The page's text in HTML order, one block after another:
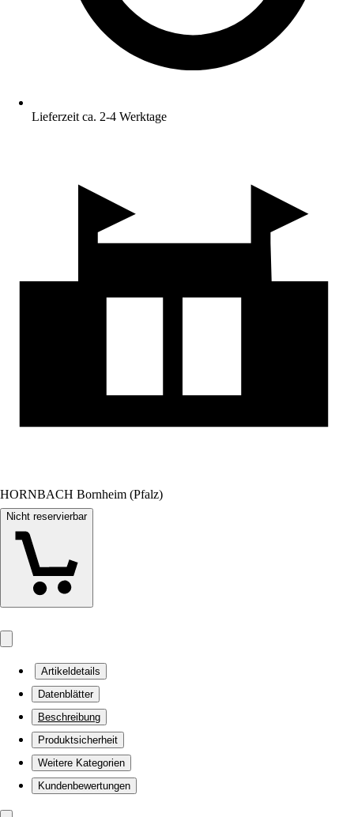
Lieferzeit ca. 2-4 Werktage
HORNBACH Bornheim (Pfalz)
Nicht reservierbar
Artikeldetails
Datenblätter
Beschreibung
Produktsicherheit
Weitere Kategorien
Kundenbewertungen